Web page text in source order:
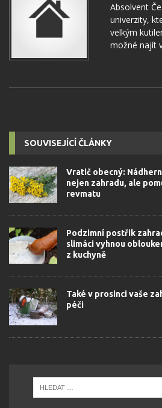
Absolvent
univerzity,
velkým
možné najít
SOUVISEJÍCÍ ČLÁNKY
Vratič obecný:
nejen zahradu, ale
revmatu
Podzimní postřik
slimáci vyhnou
z kuchyně
Také v prosinci vaše
péči